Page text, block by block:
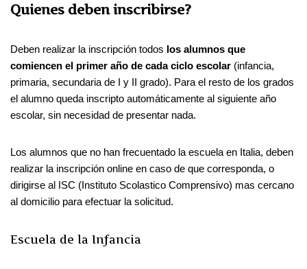
Quienes deben inscribirse?
Deben realizar la inscripción todos los alumnos que
comiencen el primer año de cada ciclo escolar (infancia,
primaria, secundaria de I y II grado). Para el resto de los grados
el alumno queda inscripto automáticamente al siguiente año
escolar, sin necesidad de presentar nada.
Los alumnos que no han frecuentado la escuela en Italia, deben
realizar la inscripción online en caso de que corresponda, o
dirigirse al ISC (Instituto Scolastico Comprensivo) mas cercano
al domicilio para efectuar la solicitud.
Escuela de la Infancia